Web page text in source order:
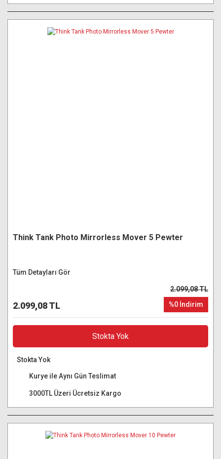
Think Tank Photo Mirrorless Mover 5 Pewter
Tüm Detayları Gör
2.099,08 TL
2.099,08 TL
%0 İndirim
Stokta Yok
Stokta Yok
Kurye ile Aynı Gün Teslimat
3000TL Üzeri Ücretsiz Kargo